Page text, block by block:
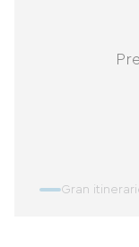
Gran